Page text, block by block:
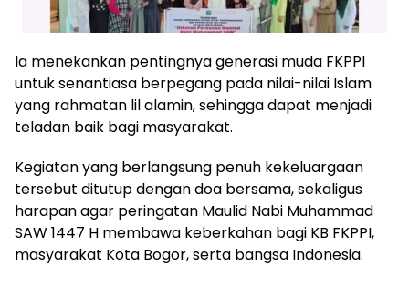
Ia menekankan pentingnya generasi muda FKPPI
untuk senantiasa berpegang pada nilai-nilai Islam
yang rahmatan lil alamin, sehingga dapat menjadi
teladan baik bagi masyarakat.
Kegiatan yang berlangsung penuh kekeluargaan
tersebut ditutup dengan doa bersama, sekaligus
harapan agar peringatan Maulid Nabi Muhammad
SAW 1447 H membawa keberkahan bagi KB FKPPI,
masyarakat Kota Bogor, serta bangsa Indonesia.